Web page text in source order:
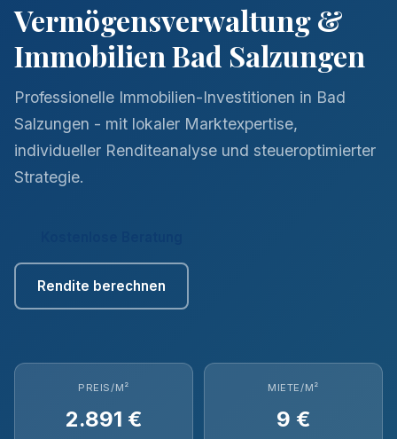
Vermögensverwaltung &
Immobilien Bad Salzungen
Professionelle Immobilien-Investitionen in Bad
Salzungen - mit lokaler Marktexpertise,
individueller Renditeanalyse und steueroptimierter
Strategie.
Rendite berechnen
PREIS/M²
2.891 €
MIETE/M²
9 €